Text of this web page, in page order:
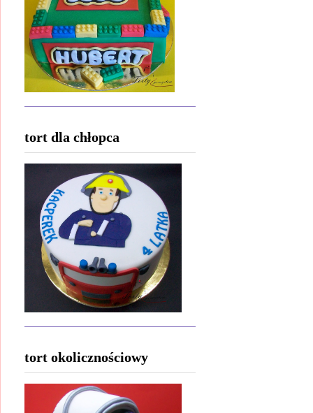
tort dla chłopca
tort okolicznościowy